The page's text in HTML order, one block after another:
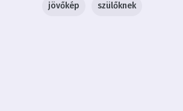
jövőkép szülőknek